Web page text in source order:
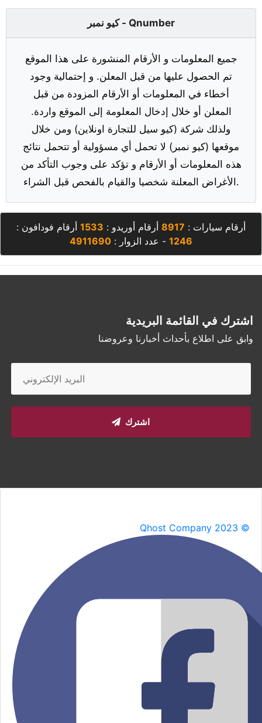
كيو نمبر - Qnumber
جميع المعلومات و الأرقام المنشورة على هذا الموقع
تم الحصول عليها من قبل المعلن. و إحتمالية وجود
أخطاء في المعلومات أو الأرقام المزودة من قبل
المعلن أو خلال إدخال المعلومة إلى الموقع واردة.
ولذلك شركة (كيو سيل للتجارة اونلاين) ومن خلال
موقعها (كيو نمبر) لا تحمل أي مسؤولية أو تتحمل نتائج
هذه المعلومات أو الأرقام و تؤكد على وجوب التأكد من
الأغراض المعلنة شخصيا والقيام بالفحص قبل الشراء.
أرقام سيارات : 8917 أرقام أوريدو : 1533 أرقام فودافون :
1246 - عدد الزوار : 4911690
اشترك في القائمة البريدية
وابق على اطلاع بأحداث أخبارنا وعروضنا
اشترك
Qhost Company 2023 ©